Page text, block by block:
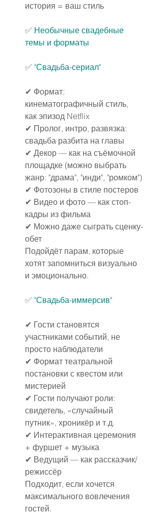
история = ваш стиль
✅ Необычные свадебные
темы и форматы
✅ "Свадьба-сериал"
✔ Формат:
кинематографичный стиль,
как эпизод Netflix
✔ Пролог, интро, развязка:
свадьба разбита на главы
✔ Декор — как на съёмочной
площадке (можно выбрать
жанр: "драма", "инди", "ромком")
✔ Фотозоны в стиле постеров
✔ Видео и фото — как стоп-
кадры из фильма
✔ Можно даже сыграть сценку-
обет
Подойдёт парам, которые
хотят запомниться визуально
и эмоционально.
✅ "Свадьба-иммерсив"
✔ Гости становятся
участниками событий, не
просто наблюдатели
✔ Формат театральной
постановки с квестом или
мистерией
✔ Гости получают роли:
свидетель, «случайный
путник», хроникёр и т.д.
✔ Интерактивная церемония
+ фуршет + музыка
✔ Ведущий — как рассказчик/
режиссёр
Подходит, если хочется
максимального вовлечения
гостей.